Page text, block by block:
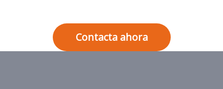
Contacta ahora